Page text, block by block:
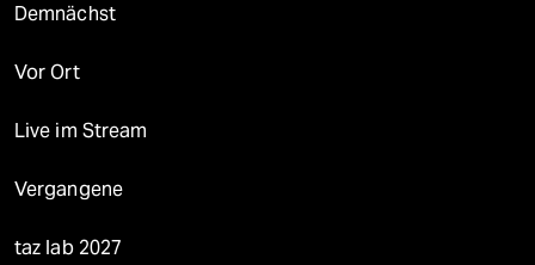
Demnächst
Vor Ort
Live im Stream
Vergangene
taz lab 2027